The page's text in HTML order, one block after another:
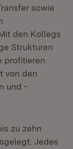
sowie
den Kollegs
Strukturen
profitieren
von den
und -
zu zehn
Jedes